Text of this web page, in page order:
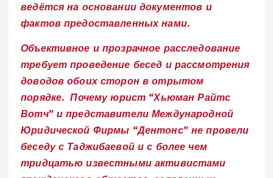
ведётся на основании документов и
фактов предоставленных нами.
Объективное и прозрачное расследование
требует проведение бесед и рассмотрения
доводов обоих сторон в отрытом
порядке. Почему юрист “Хьюман Райтс
Вотч” и представители Международной
Юридической Фирмы “Дентонс” не провели
беседу с Таджибаевой и с более чем
тридцатью известными активистами